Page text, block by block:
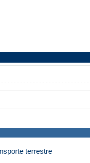
terrestre